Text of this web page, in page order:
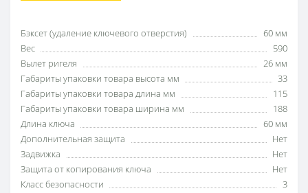
Бэксет (удаление ключевого отверстия)
60 мм
Вес
590
Вылет ригеля
26 мм
Габариты упаковки товара высота мм
33
Габариты упаковки товара длина мм
115
Габариты упаковки товара ширина мм
188
Длина ключа
60 мм
Дополнительная защита
Нет
Задвижка
Нет
Защита от копирования ключа
Нет
Класс безопасности
3